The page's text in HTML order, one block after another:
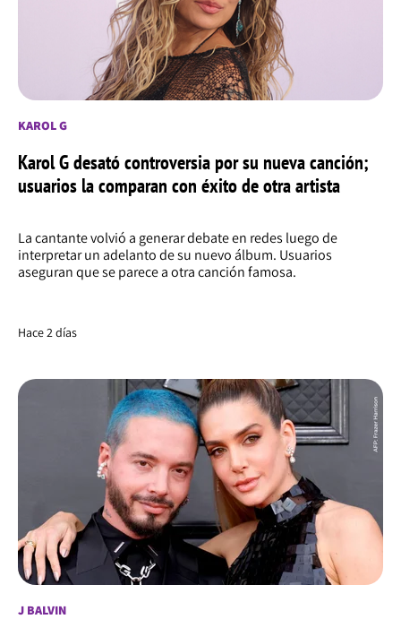
KAROL G
Karol G desató controversia por su nueva canción;
usuarios la comparan con éxito de otra artista
La cantante volvió a generar debate en redes luego de
interpretar un adelanto de su nuevo álbum. Usuarios
aseguran que se parece a otra canción famosa.
Hace 2 días
J BALVIN